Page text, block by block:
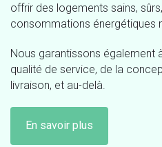
offrir des logements sains,
consommations énergétiques
Nous garantissons également
qualité de service, de la
livraison, et au-delà.
En savoir plus